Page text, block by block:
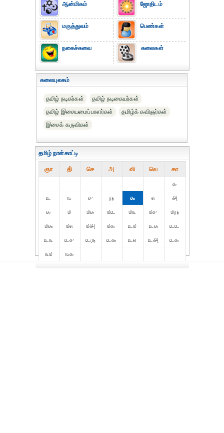
ஆன்மிகம்
மருத்துவம்
நகைச்சுவை
ஜோதிடம்
பெண்கள்
கலைகள்
கலையுலகம்
தமிழ் நடிகர்கள்
தமிழ் நடிகையர்கள்
தமிழ் இசையமைப்பாளர்கள்
தமிழ்க் கவிஞர்கள்
இசைக் கருவிகள்
தமிழ் நாள்காட்டி
ஞா தி் செ அ வி வெ கா
௧
௨
௩ ௪ ௫ ௬ ௭
௮
௯
௰ ௰௧ ௰௨ ௰௩ ௰௪
௰௫
௰௬
௰௭ ௰௮ ௰௯ ௨௰ ௨௧
௨௨
௨௩
௨௪ ௨௫ ௨௬ ௨௭ ௨௮
௨௯
௩௰
௩௧